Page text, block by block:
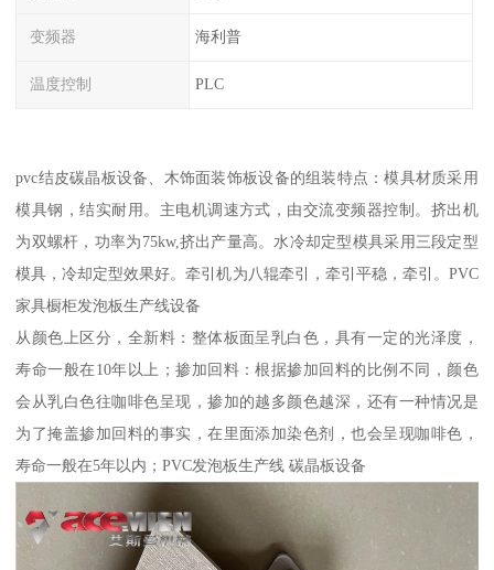
变频器 海利普
温度控制 PLC
pvc结皮碳晶板设备、木饰面装饰板设备的组装特点：模具材质采用
模具钢，结实耐用。主电机调速方式，由交流变频器控制。挤出机
为双螺杆，功率为75kw,挤出产量高。水冷却定型模具采用三段定型
模具，冷却定型效果好。牵引机为八辊牵引，牵引平稳，牵引。PVC
家具橱柜发泡板生产线设备
从颜色上区分，全新料：整体板面呈乳白色，具有一定的光泽度，
寿命一般在10年以上；掺加回料：根据掺加回料的比例不同，颜色
会从乳白色往咖啡色呈现，掺加的越多颜色越深，还有一种情况是
为了掩盖掺加回料的事实，在里面添加染色剂，也会呈现咖啡色，
寿命一般在5年以内；PVC发泡板生产线 碳晶板设备